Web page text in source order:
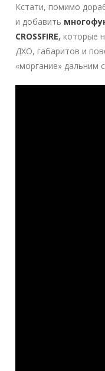
Кстати, помимо
и добавить
CROSSFIRE, которые
ДХО, габаритов и
«моргание» дальним